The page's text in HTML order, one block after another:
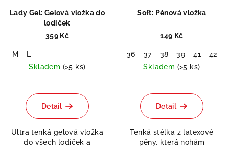
Lady Gel: Gelová vložka do
lodiček
359 Kč
M
L
Skladem (>5 ks)
hodnocení
produktu
z
5
Detail
Ultra tenká gelová vložka
do všech lodiček a
Soft: Pěnová vložka
149 Kč
36 37 38 39 41 42
Skladem (>5 ks)
hodnocení
produktu
z
5
Detail
Tenká stélka z latexové
pěny, která nohám